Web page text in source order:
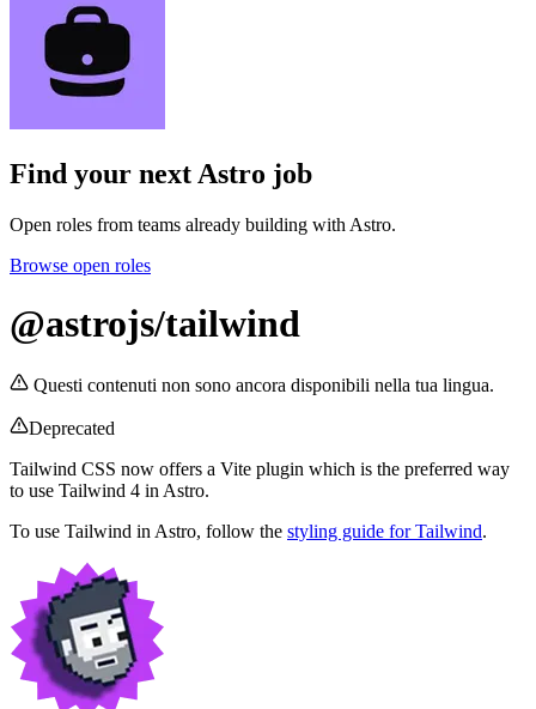
Find your next Astro job
Open roles from teams already building with Astro.
Browse open roles
@astrojs/tailwind
Questi contenuti non sono ancora disponibili nella tua lingua.
Deprecated
Tailwind CSS now offers a Vite plugin which is the preferred way
to use Tailwind 4 in Astro.
To use Tailwind in Astro, follow the styling guide for Tailwind.